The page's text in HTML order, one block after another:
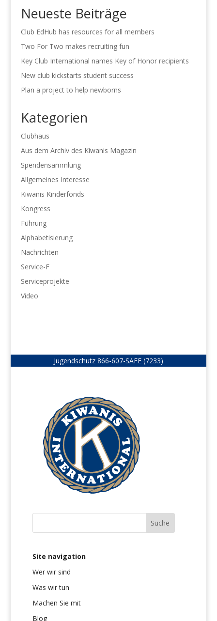
Neueste Beiträge
Club EdHub has resources for all members
Two For Two makes recruiting fun
Key Club International names Key of Honor recipients
New club kickstarts student success
Plan a project to help newborns
Kategorien
Clubhaus
Aus dem Archiv des Kiwanis Magazin
Spendensammlung
Allgemeines Interesse
Kiwanis Kinderfonds
Kongress
Führung
Alphabetisierung
Nachrichten
Service-F
Serviceprojekte
Video
Jugendschutz 866-607-SAFE (7233)
Site navigation
Wer wir sind
Was wir tun
Machen Sie mit
Blog